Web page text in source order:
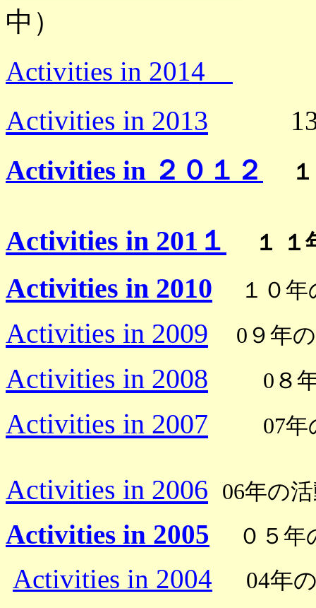
中）
Activities in 2014
Activities in 2013 13年
Activities in ２０１２
Activities in 201１ １
Activities in 2010 １０
Activities in 2009 0９年
Activities in 2008 0８
Activities in 2007 07
Activities in 2006 06年の
Activities in 2005 ０５
Activities in 2004 04年